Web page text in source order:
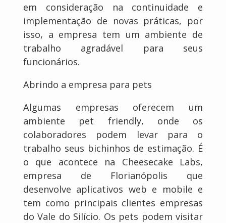
em consideração na continuidade e
implementação de novas práticas, por
isso, a empresa tem um ambiente de
trabalho agradável para seus
funcionários.
Abrindo a empresa para pets
Algumas empresas oferecem um
ambiente pet friendly, onde os
colaboradores podem levar para o
trabalho seus bichinhos de estimação. É
o que acontece na Cheesecake Labs,
empresa de Florianópolis que
desenvolve aplicativos web e mobile e
tem como principais clientes empresas
do Vale do Silício. Os pets podem visitar